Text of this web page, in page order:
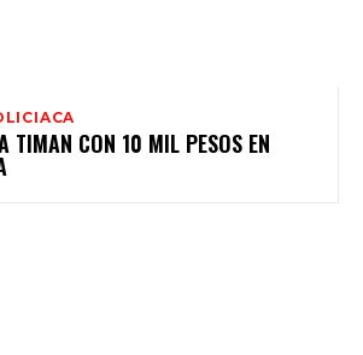
TIMAN CON 10 MIL PESOS EN